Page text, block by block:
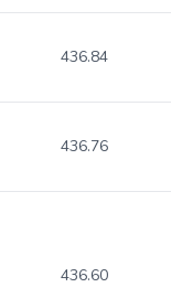
436.84
436.76
436.60